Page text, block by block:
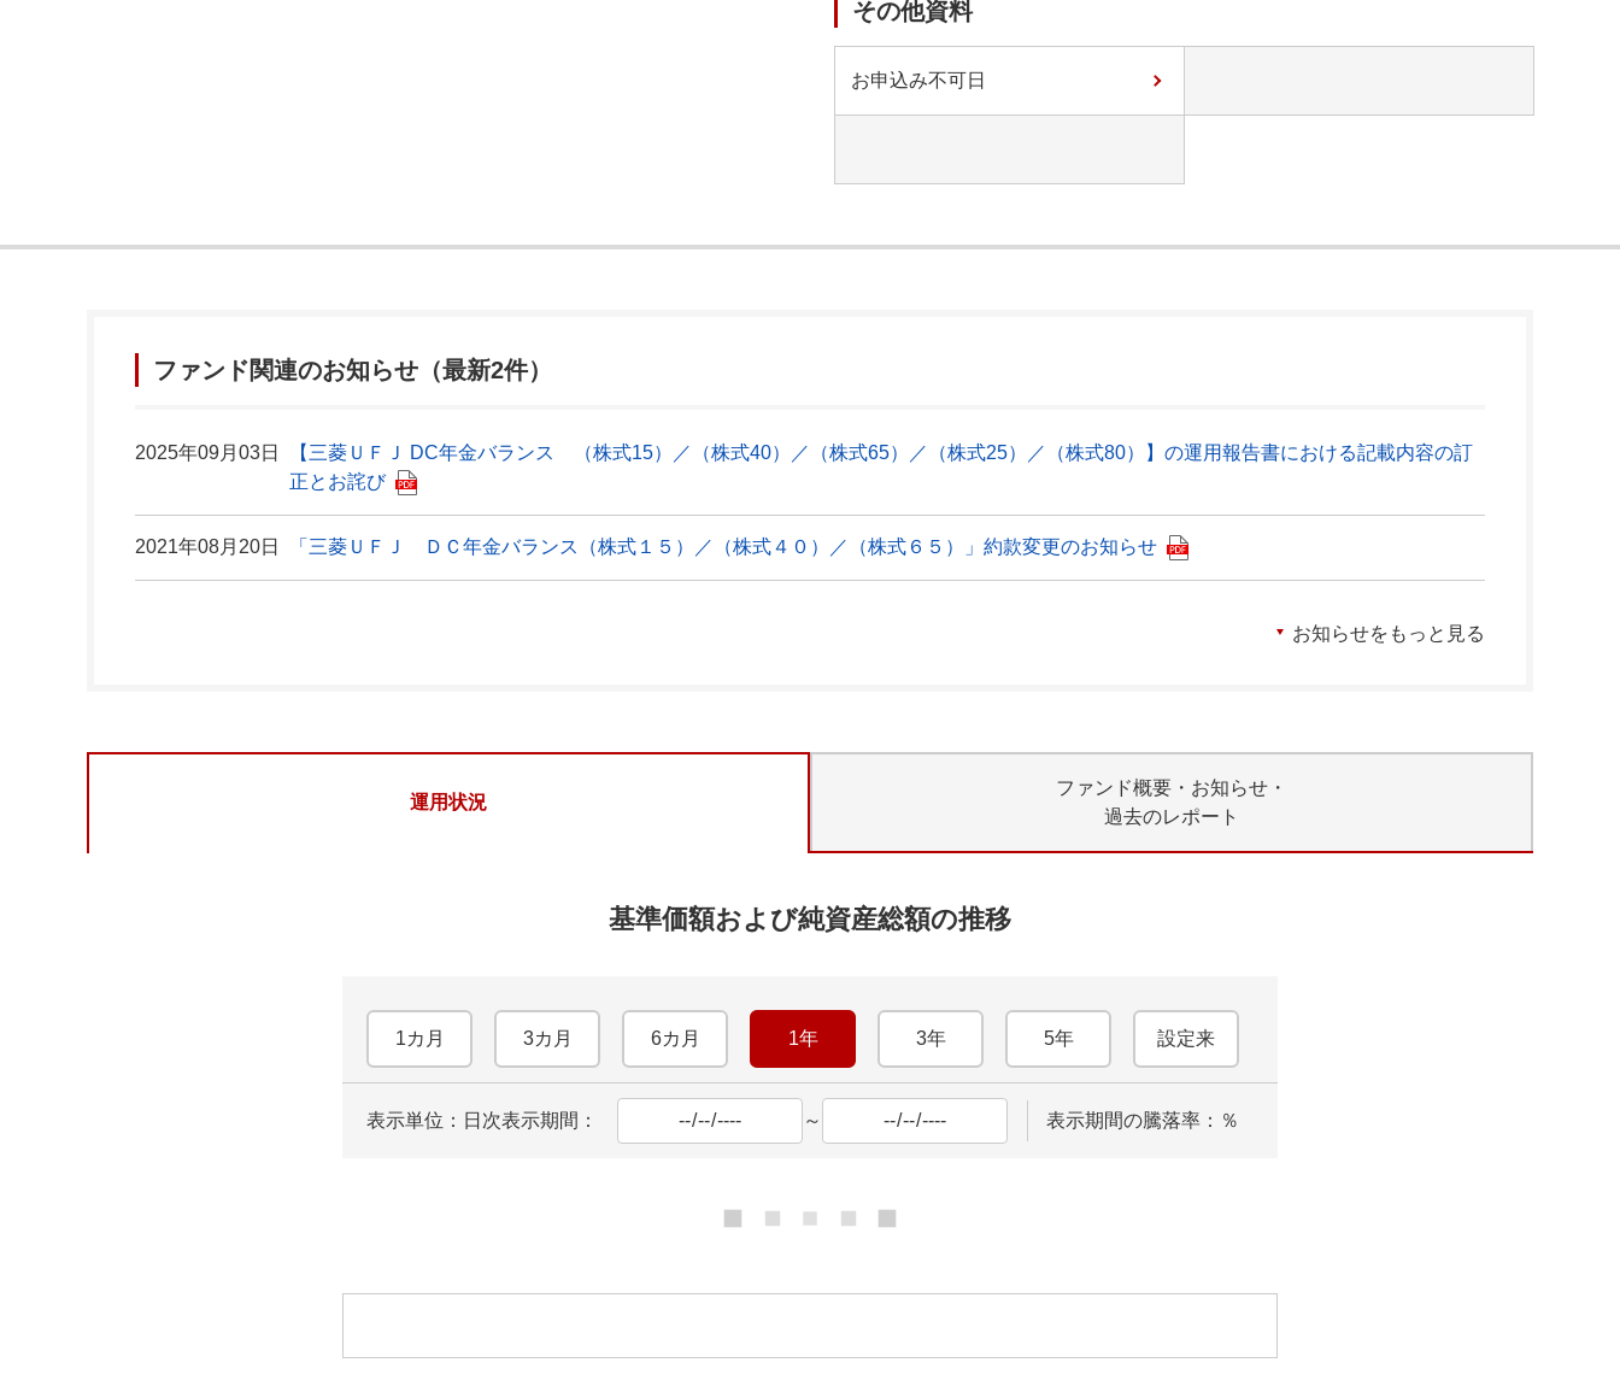
その他資料
お申込み不可日
ファンド関連のお知らせ（最新2件）
2025年09月03日
【三菱ＵＦＪ DC年金バランス （株式15）／（株式40）／（株式65）／（株式25）／（株式80）】の運用報告書における記載内容の訂
正とお詫び
2021年08月20日 「三菱ＵＦＪ ＤＣ年金バランス（株式１５）／（株式４０）／（株式６５）」約款変更のお知らせ
お知らせをもっと見る
運用状況
ファンド概要・お知らせ・
過去のレポート
基準価額および純資産総額の推移
1カ月 3カ月 6カ月 1年 3年 5年 設定来
表示単位：日次表示期間： ～ 表示期間の騰落率： ％